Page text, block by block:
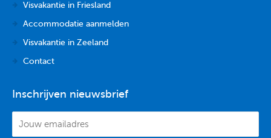
Visvakantie in Friesland
Accommodatie aanmelden
Visvakantie in Zeeland
Contact
Inschrijven nieuwsbrief